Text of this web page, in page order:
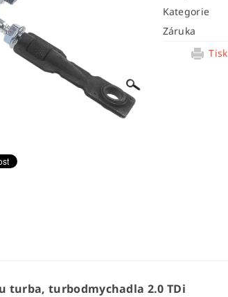
Kategorie
Záruka
Tisk
turba, turbodmychadla 2.0 TDi